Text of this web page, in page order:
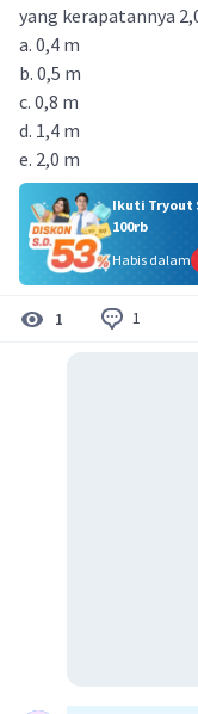
yang kerapatannya
a. 0,4 m
b. 0,5 m
c. 0,8 m
d. 1,4 m
e. 2,0 m
Ikuti Tryout
100rb
Habis dalam
1 1